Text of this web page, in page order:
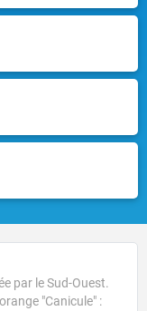
par le Sud-Ouest.
"Canicule" :